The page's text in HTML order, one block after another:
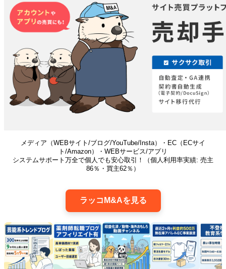
メディア（WEBサイト/ブログ/YouTube/Insta）・EC（ECサイ
ト/Amazon）・WEBサービス/アプリ
システムサポート万全で個人でも安心取引！（個人利用率実績: 売主
86％・買主62％）
ラッコM&Aを見る